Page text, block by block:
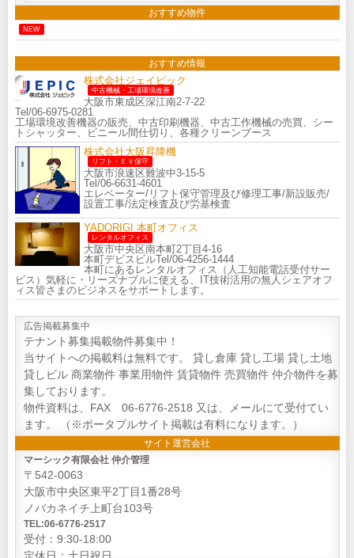
おすすめ物件
NEW
おすすめ情報
株式会社ジェイピック
中古機械・工場環境改善
大阪市東成区深江南2-7-22
Tel/06-6975-0281
工場環境改善機器の販売、中古印刷機器、中古工作機械の売買、シー
トシャッター、ビニール間仕切り、各種クリーンブース
株式会社大阪昇降機
リフト・ＥＶ保守
大阪市浪速区難波中3-15-5
Tel/06-6631-4601
エレベーター/リフト保守管理及び修理工事/新設販売/
設置工事/法定検査及び労基検査
YADORIGI 本町オフィス
レンタルオフィス
大阪市中央区南本町2丁目4-16
本町デビスビルTel/06-4256-1444
本町にあるレンタルオフィス（人工知能電話受付サー
ビス）気軽に・リーズナブルに使える、IT技術活用の無人シェアオフ
ィス皆さまのビジネスをサポートします。
広告掲載募集中
テナント募集掲載物件募集中！
当サイトへの掲載料は無料です。 貸し倉庫 貸し工場 貸し土地
貸しビル 商業物件 事業用物件 賃貸物件 売買物件 仲介物件を募
集しております。
物件資料は、FAX 06-6776-2518 又は、メールにて受付てい
ます。 （※ポータプルサイト掲載は有料になります。）
サイト運営会社
マーシック有限会社 仲介管理
〒542-0063
大阪市中央区東平2丁目1番28号
ノバカネイチ上町台103号
TEL:06-6776-2517
受付：9:30-18:00